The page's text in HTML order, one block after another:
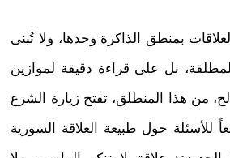
بمنطق الذاكرة وحدها، ولا تُبنى
بل على قراءة دقيقة لموازين
من هذا المنطلق، تفتح زيارة الشرع
للأسئلة حول طبيعة العلاقة السورية